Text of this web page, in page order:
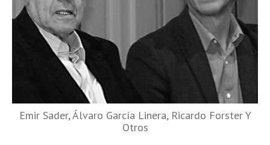
Emir Sader, Álvaro García Linera, Ricardo Forster Y
Otros